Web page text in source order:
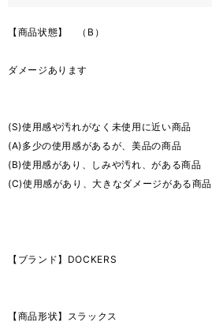
【商品状態】 （B）
ダメージあります
(S)使用感や汚れがなく未使用に近い商品
(A)多少の使用感があるが、美品の商品
(B)使用感があり、しみや汚れ、がある商品
(C)使用感があり、大きなダメージがある商品
【ブランド】DOCKERS
【商品形状】スラックス